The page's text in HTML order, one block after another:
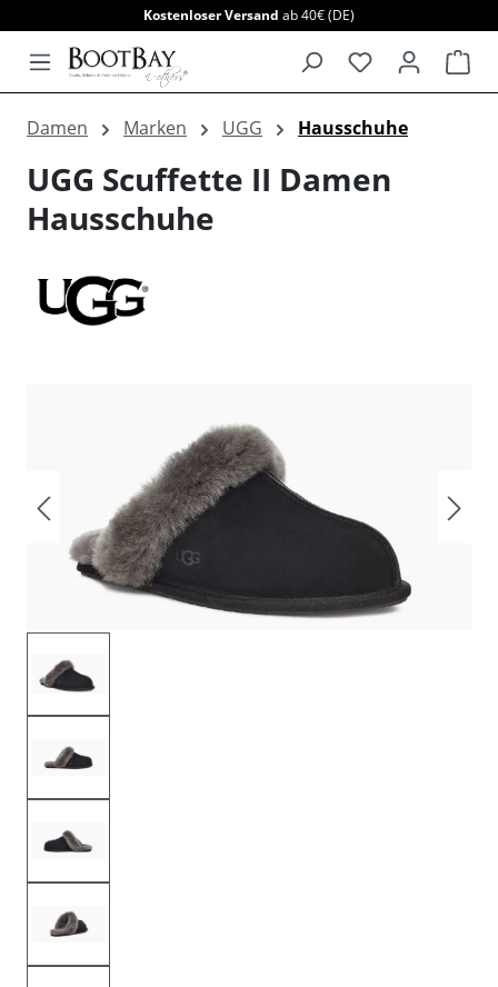
Kostenloser Versand ab 40€ (DE)
Damen Marken UGG Hausschuhe
UGG Scuffette II Damen
Hausschuhe